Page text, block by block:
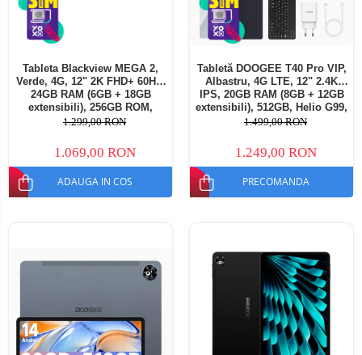
Tableta Blackview MEGA 2,
Verde, 4G, 12" 2K FHD+ 60Hz,
24GB RAM (6GB + 18GB
extensibili), 256GB ROM,
Android 15, Unisoc T615,
Stylus, Face Unlock, Dual SIM
1.299,00 RON
1.069,00 RON
ADAUGA IN COS
Tabletă DOOGEE T40 Pro VIP,
Albastru, 4G LTE, 12" 2.4K
IPS, 20GB RAM (8GB + 12GB
extensibili), 512GB, Helio G99,
10800mAh, 33W, Android 14,
1.499,00 RON
1.249,00 RON
PRECOMANDA